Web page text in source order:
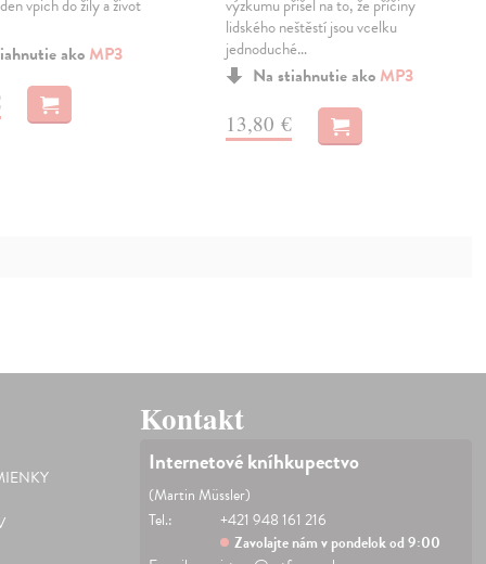
vpich do žily a život
ako MP3
výzkumu přišel na to, že příčiny
lidského neštěstí jsou vcelku
jednoduché…
Na stiahnutie ako MP3
13,80 €
Kontakt
Internetové kníhkupectvo
(Martin Müssler)
Tel.:
+421 948 161 216
Zavolajte nám v pondelok od 9:00